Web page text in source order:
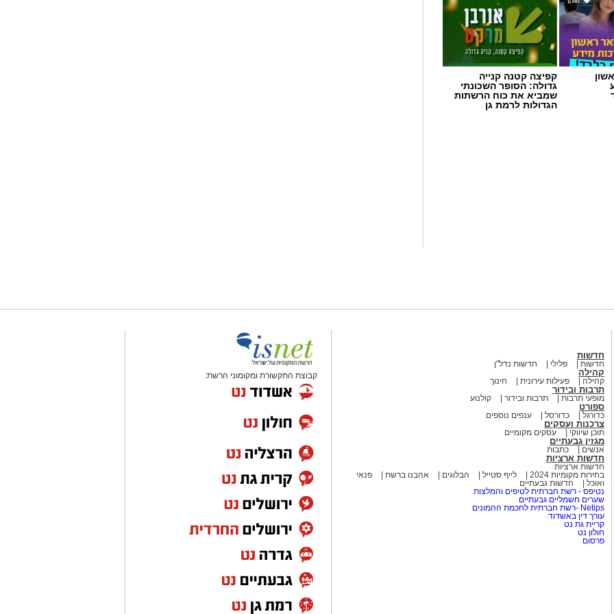
הפפריקה והכורכום.
(אם משתמשים) ומערבבים.
הפלפלים.
קפיצה קטנה קנייה
גדולה: הסופר השכונתי
שמביא את כוח הרשתות
הגדולות לרמת גן
חדשות
חדשות פלילי חדשות נדל"ן
קהילה
קהילה פעילות עירונית חינוך
תרבות ובידור
מופעי תרבות תרבות ובידור קולנוע
ספורט
כדורגל כדורסל ענפים נוספים
צרכנות ועסקים
תוכן שיווקי עסקים מקומיים
מגזין גבעתיים
אנשים כתבות
חדשות ארציות
חדשות ארציות
בחירות מקומיות 2024
לייף סטייל הבלוגים אהבנו ברשת
פנאי
ואוכל
חדשות גבעתיים
נטיפס - רשת חברתית לטיפים והמלצות
שערים חשמליים גבעתיים
Netips -רשת חברתית לחכמת ההמונים
עורך דין באשדוד
קריית גת נט
חולון נט
פרסום
קבוצת התקשורת ומקומוני הרשת: